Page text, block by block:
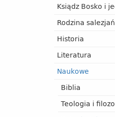
Ksiądz Bosko i
Rodzina
Historia
Literatura
Naukowe
Biblia
Teologia i